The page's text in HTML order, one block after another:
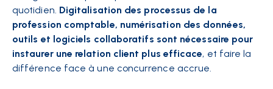
quotidien. Digitalisation des processus de la
profession comptable, numérisation des données,
outils et logiciels collaboratifs sont nécessaire pour
instaurer une relation client plus efficace, et faire la
différence face à une concurrence accrue.